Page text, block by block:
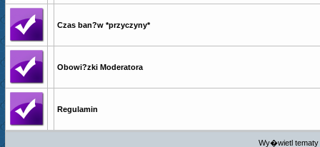
Czas ban?w *przyczyny*
Obowi?zki Moderatora
Regulamin
Wy�wietl